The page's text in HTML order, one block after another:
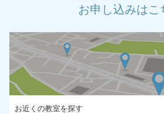
お申し込みはこ
お近くの教室を探す